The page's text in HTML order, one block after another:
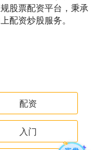
股票配资平台，秉承
配资炒股服务。
配资
入门